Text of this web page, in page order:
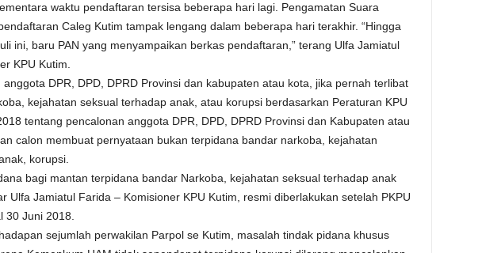
waktu pendaftaran tersisa beberapa hari lagi. Pengamatan Suara
Caleg Kutim tampak lengang dalam beberapa hari terakhir. “Hingga
ini, baru PAN yang menyampaikan berkas pendaftaran,” terang Ulfa Jamiatul
KPU Kutim.
anggota DPR, DPD, DPRD Provinsi dan kabupaten atau kota, jika pernah terlibat
kejahatan seksual terhadap anak, atau korupsi berdasarkan Peraturan KPU
tentang pencalonan anggota DPR, DPD, DPRD Provinsi dan Kabupaten atau
calon membuat pernyataan bukan terpidana bandar narkoba, kejahatan
korupsi.
bagi mantan terpidana bandar Narkoba, kejahatan seksual terhadap anak
Ulfa Jamiatul Farida – Komisioner KPU Kutim, resmi diberlakukan setelah PKPU
30 Juni 2018.
sejumlah perwakilan Parpol se Kutim, masalah tindak pidana khusus